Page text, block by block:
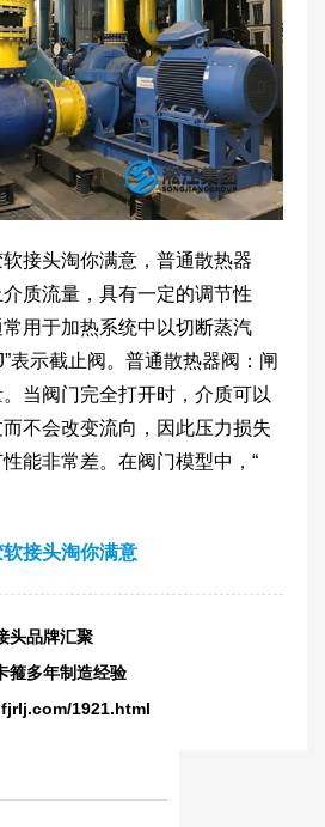
接头淘你满意，普通散热器
质流量，具有一定的调节性
用于加热系统中以切断蒸汽
表示截止阀。普通散热器阀：闸
当阀门完全打开时，介质可以
不会改变流向，因此压力损失
能非常差。在阀门模型中，“
接头淘你满意
头品牌汇聚
箍多年制造经验
1921.html